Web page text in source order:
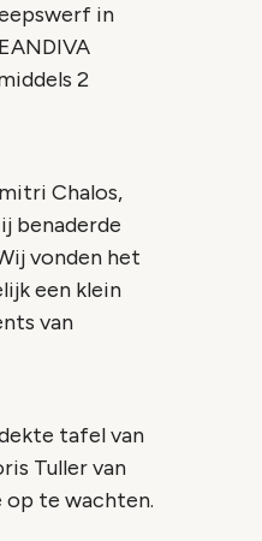
in
2
Chalos,
benaderde
vonden het
een klein
van
tafel van
Tuller van
op te wachten.